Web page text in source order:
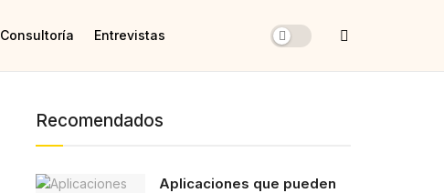
Consultoría Entrevistas
Recomendados
Aplicaciones que pueden